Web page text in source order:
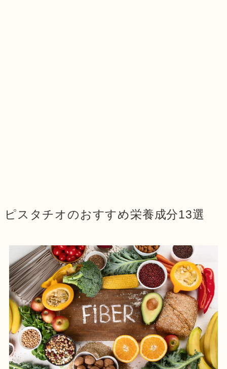
ピスタチオのおすすめ栄養成分13選